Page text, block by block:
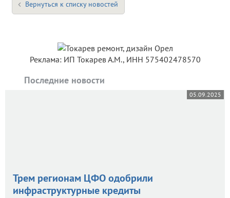
Вернуться к списку новостей
Реклама: ИП Токарев А.М., ИНН 575402478570
Последние новости
05.09.2025
Трем регионам ЦФО одобрили
инфраструктурные кредиты